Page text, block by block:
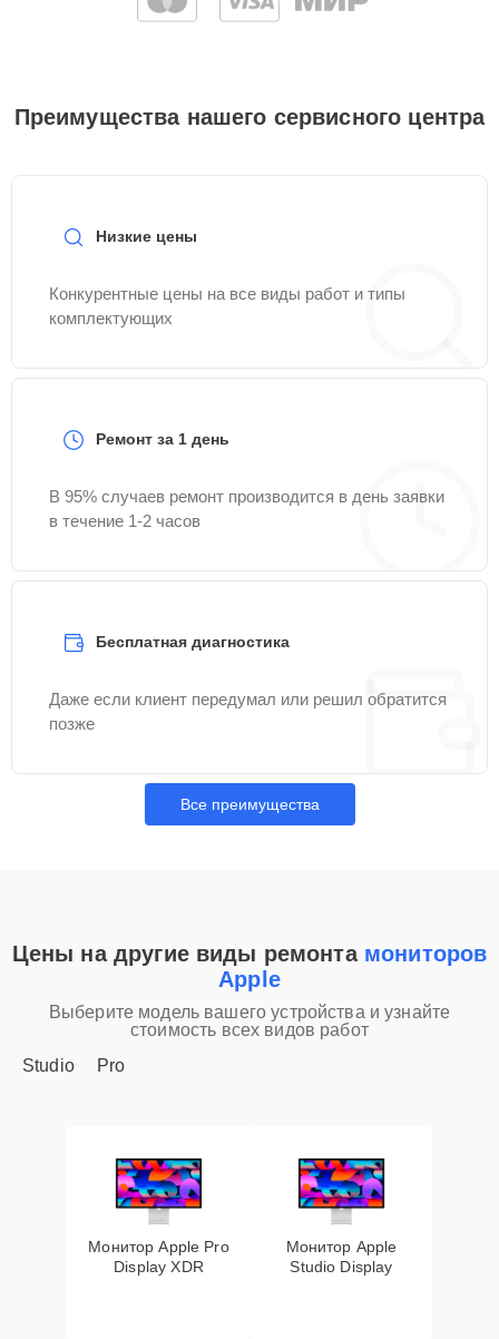
Преимущества нашего сервисного центра
Низкие цены
Конкурентные цены на все виды работ и типы
комплектующих
Ремонт за 1 день
В 95% случаев ремонт производится в день заявки
в течение 1-2 часов
Бесплатная диагностика
Даже если клиент передумал или решил обратится
позже
Все преимущества
Цены на другие виды ремонта мониторов
Apple
Выберите модель вашего устройства и узнайте
стоимость всех видов работ
Studio
Pro
Монитор Apple Pro
Display XDR
Монитор Apple
Studio Display